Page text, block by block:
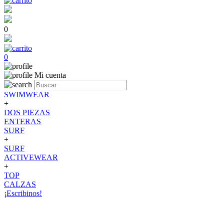
0
0
Mi cuenta
SWIMWEAR
+
DOS PIEZAS
ENTERAS
SURF
+
SURF
ACTIVEWEAR
+
TOP
CALZAS
¡Escribinos!